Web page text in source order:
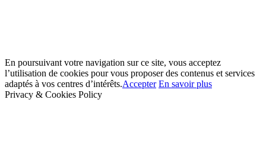
En poursuivant votre navigation sur ce site, vous acceptez
l’utilisation de cookies pour vous proposer des contenus et services
adaptés à vos centres d’intérêts.Accepter En savoir plus
Privacy & Cookies Policy